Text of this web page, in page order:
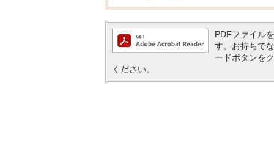
PDFファイル
す。お持ちで
ードボタンを
ください。